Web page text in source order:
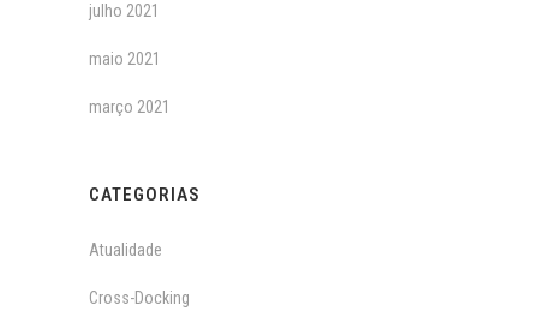
julho 2021
maio 2021
março 2021
CATEGORIAS
Atualidade
Cross-Docking